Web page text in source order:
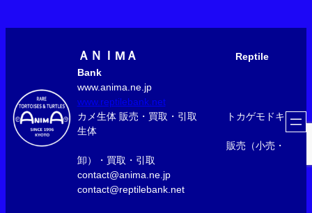
ＡＮＩМＡ
Reptile
Bank
www.anima.ne.jp
www.reptilebank.net
カメ生体 販売・買取・引取 トカゲモドキ
生体
販売（小売・
卸）・買取・引取
contact@anima.ne.jp
contact@reptilebank.net